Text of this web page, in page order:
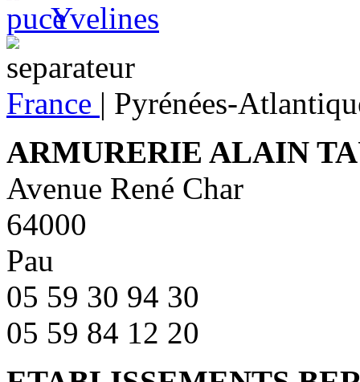
Yvelines
France | Pyrénées-
ARMURERIE ALAIN
Avenue René Char
64000
Pau
05 59 30 94 30
05 59 84 12 20